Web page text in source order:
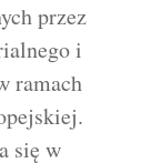
przez
i
ramach
się w